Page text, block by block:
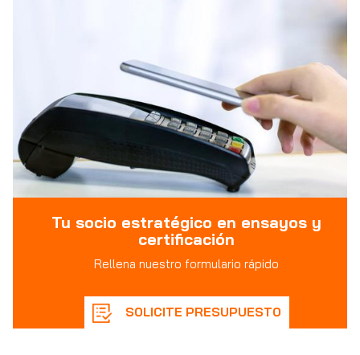
Tu socio estratégico en ensayos y
certificación
Rellena nuestro formulario rápido
SOLICITE PRESUPUESTO